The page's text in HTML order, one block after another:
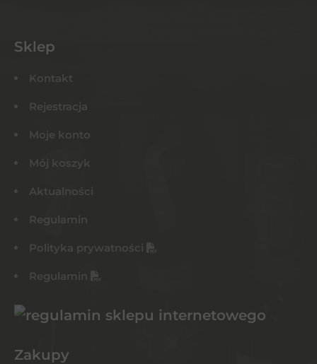
Sklep
Kontakt
Rejestracja
Moje konto
Mój koszyk
Aktualności
Regulamin
Polityka prywatności
Regulamin
Zakupy